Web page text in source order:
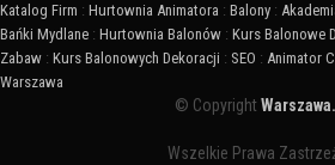
Katalog Firm : Hurtownia Animatora : Balony :
Bańki Mydlane : Hurtownia Balonów : Kurs Balonowe
Zabaw : Kurs Balonowych Dekoracji : SEO : Animator
Warszawa
© Copyright
Wszelkie Prawa